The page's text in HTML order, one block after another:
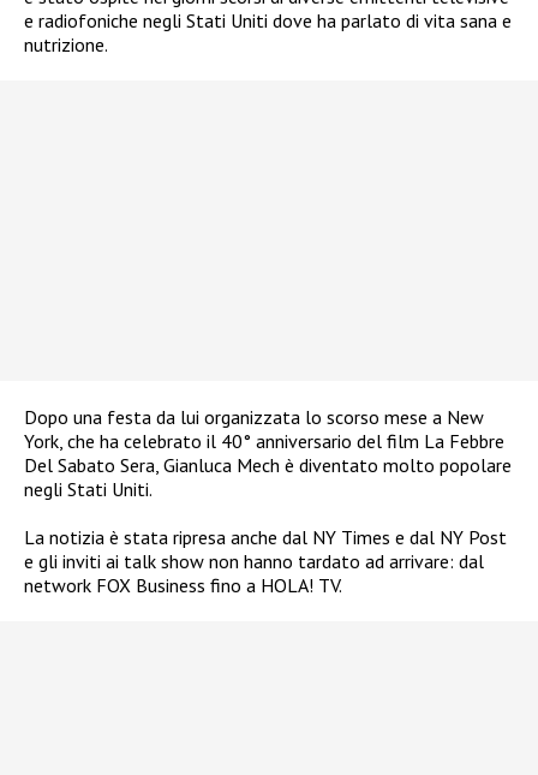
e radiofoniche negli Stati Uniti dove ha parlato di vita sana e
nutrizione.
Dopo una festa da lui organizzata lo scorso mese a New
York, che ha celebrato il 40° anniversario del film La Febbre
Del Sabato Sera, Gianluca Mech è diventato molto popolare
negli Stati Uniti.
La notizia è stata ripresa anche dal NY Times e dal NY Post
e gli inviti ai talk show non hanno tardato ad arrivare: dal
network FOX Business fino a HOLA! TV.